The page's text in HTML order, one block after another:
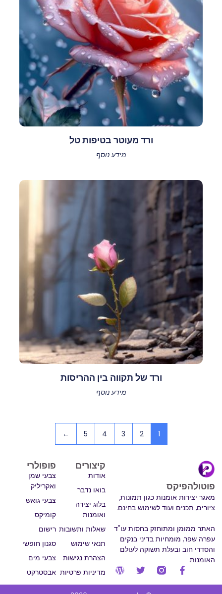
ורד מעוטר בטיפות טל
מידע נוסף
ורד של תקווה בין ההריסות
מידע נוסף
1
2
3
4
5
←
פוטולהפיקס
מאגר יצירות אומנות כגון תמונות,
ציורים, תכנים ועוד לשימוש בחינם.
האתר ממומן ומתוחזק בחסות עו"ד
עפרה שפר, מומחיות בדיני בנקים
והסדרי חוב ובעלת תשוקה לעולם
האומנות.
קיצורים
אודות
בואו נדבר
בלוג יצירה
ואומנות
שאלות ותשובות
תנאי שימוש
הצהרת נגישות
מדיניות פרטיות
פופולרי
צבעי שמן
ואקריליק
צבעי גואש
קומיקס
רישום
סגנון חופשי
צבעי מים
אבסטרקט